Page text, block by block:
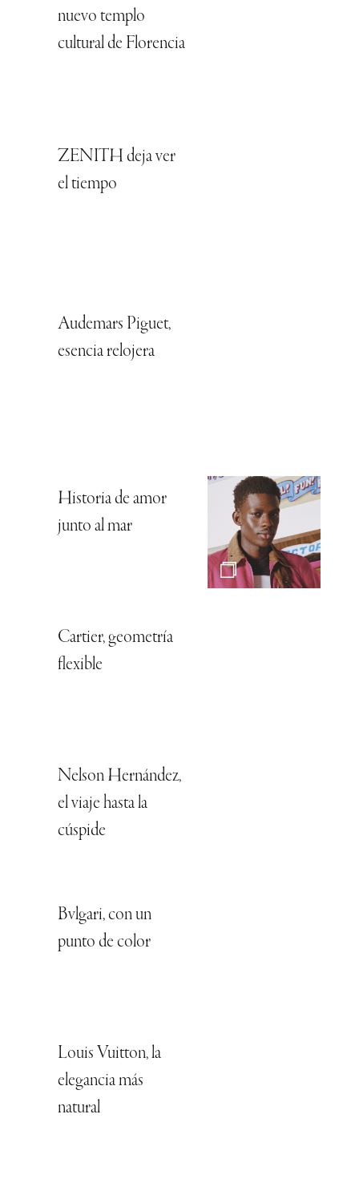
nuevo templo
cultural de Florencia
ZENITH deja ver
el tiempo
Audemars Piguet,
esencia relojera
Historia de amor
junto al mar
Cartier, geometría
flexible
Nelson Hernández,
el viaje hasta la
cúspide
Bvlgari, con un
punto de color
Louis Vuitton, la
elegancia más
natural